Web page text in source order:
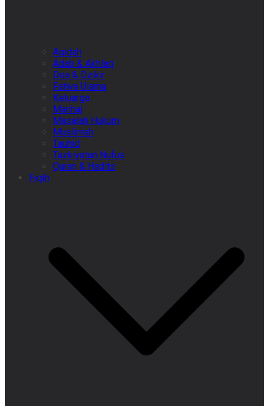
Aqidah
Adab & Akhlaq
Doa & Dzikir
Fatwa Ulama
Keluarga
Manhaj
Masalah Hukum
Muslimah
Tauhid
Tazkiyatun Nufus
Quran & Hadits
Fiqih